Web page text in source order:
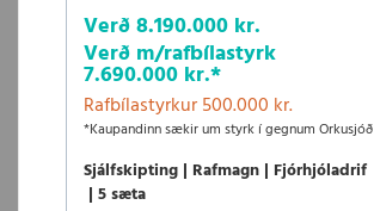
Verð8.190.000 kr.
Verð m/rafbílastyrk
7.690.000 kr.*
Rafbílastyrkur 500.000 kr.
*Kaupandinn sækir um styrk í gegnum Orkusjóð
Sjálfskipting Rafmagn Fjórhjóladrif
5 sæta